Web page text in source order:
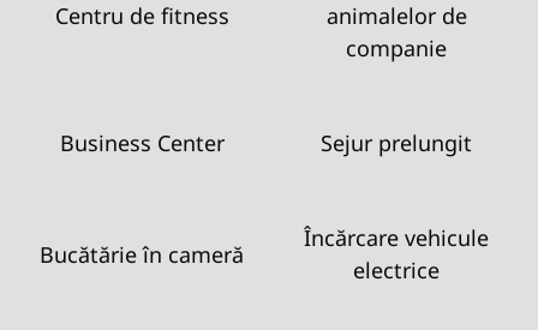
Centru de fitness
animalelor de
companie
Business Center Sejur prelungit
Bucătărie în cameră
Încărcare vehicule
electrice